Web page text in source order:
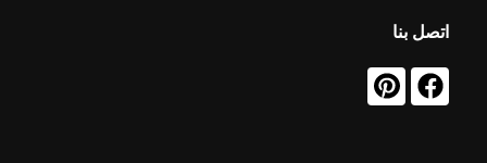
اتصل بنا